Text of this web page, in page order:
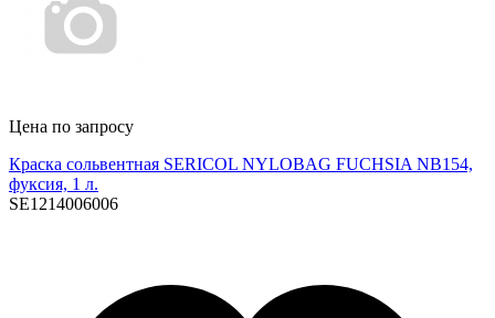
Цена по запросу
Краска сольвентная SERICOL NYLOBAG FUCHSIA NB154,
фуксия, 1 л.
SE1214006006